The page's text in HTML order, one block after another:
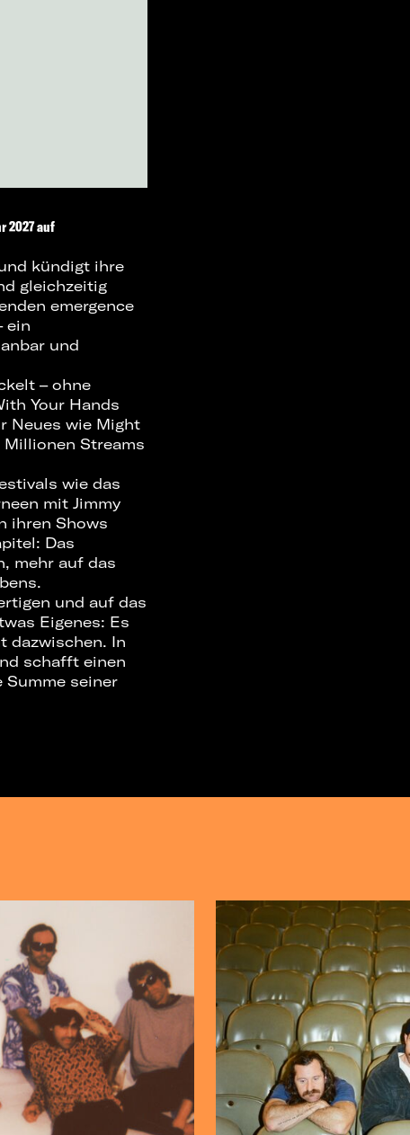
2027 auf
kündigt ihre
gleichzeitig
emergence
ein
und
– ohne
Your Hands
Neues wie Might
Millionen Streams
wie das
mit Jimmy
ihren Shows
Das
mehr auf das
und auf das
Eigenes: Es
dazwischen. In
schafft einen
Summe seiner